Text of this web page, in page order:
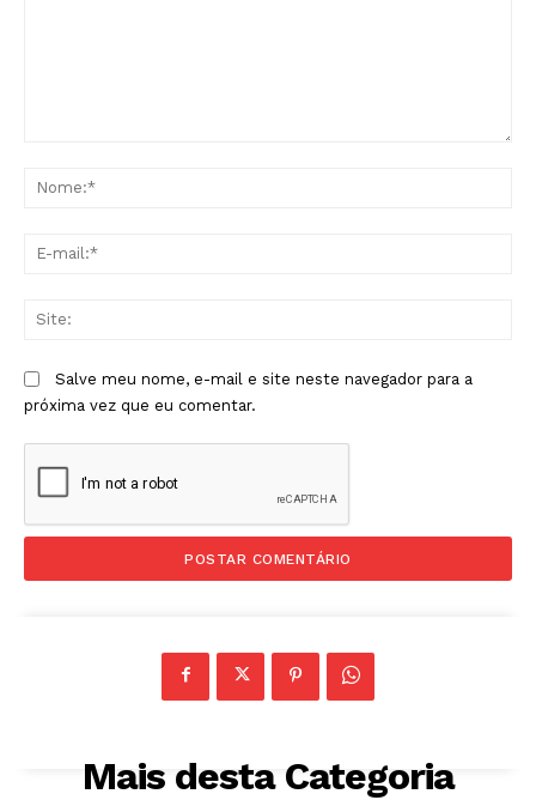
Salve meu nome, e-mail e site neste navegador para a
próxima vez que eu comentar.
Mais desta Categoria